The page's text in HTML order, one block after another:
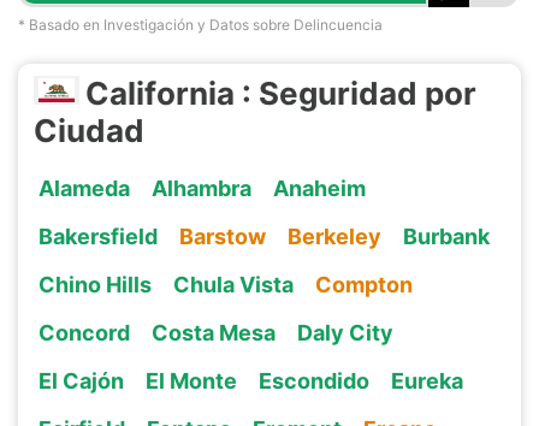
* Basado en Investigación y Datos sobre Delincuencia
California : Seguridad por
Ciudad
Alameda Alhambra
Anaheim
Bakersfield
Barstow Berkeley
Burbank
Chino Hills
Chula Vista
Compton
Concord
Costa Mesa
Daly City
El Cajón
El Monte Escondido
Eureka